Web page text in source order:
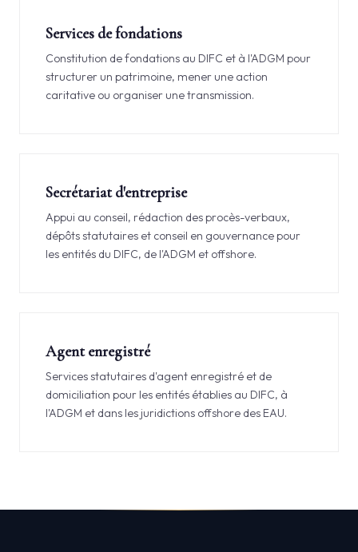
Services de fondations
Constitution de fondations au DIFC et à l'ADGM pour
structurer un patrimoine, mener une action
caritative ou organiser une transmission.
Secrétariat d'entreprise
Appui au conseil, rédaction des procès-verbaux,
dépôts statutaires et conseil en gouvernance pour
les entités du DIFC, de l'ADGM et offshore.
Agent enregistré
Services statutaires d'agent enregistré et de
domiciliation pour les entités établies au DIFC, à
l'ADGM et dans les juridictions offshore des EAU.